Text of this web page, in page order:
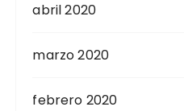
abril 2020
marzo 2020
febrero 2020